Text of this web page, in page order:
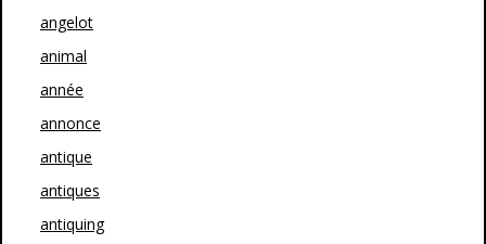
angelot
animal
année
annonce
antique
antiques
antiquing